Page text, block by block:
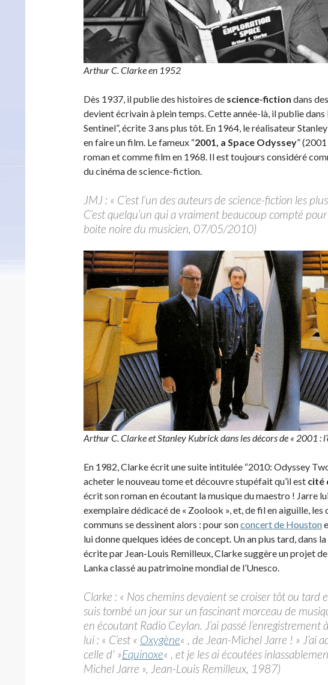
Arthur C. Clarke en 1952
Dès 1937, il publie des histoires de science-fiction dans
devient écrivain à plein temps. Cette année-là, il publie
Sentinel”, écrite 3 ans plus tôt. En 1964, le réalisateur
en faire un film. Le fameux “2001, a Space Odyssey”
roman et comme film en 1968. Il est toujours considéré
du cinéma de science-fiction.
JMJ : « C’est l’un des auteurs de science-fiction les
C’est quelqu’un qui a vraiment beaucoup compté
boite noire du musicien, 07/05/2010)
Arthur C. Clarke et Stanley Kubrick dans les décors de « 2001 :
En 1982, Clarke écrit une suite intitulée “2010: Odyssey
acheter le nouveau tome et découvre stupéfait qu’il est cité
écrit son roman en écoutant la musique du maestro ! Jarre
exemplaire dédicacé de « Zoolook », et, de fil en aiguille,
communs se dessinent alors : pour sonconcert de Houston
lui donne quelques idées de concept. Un an plus tard, dans
écrite par Jean-Louis Remilleux, Clarke suggère un projet
Lanka classé au patrimoine mondial de l’Unesco.
Clarke : « Nos chemins devaient se croiser tôt ou tard
suis tombé un jour sur un fascinant morceau de
en écoutant Radio Ceylan. J’ai passé l’enregistrement
lui : « C’est « Oxygène« , de Jean-Michel Jarre ! » J’ai
celle d' »Equinoxe« , et je les ai écoutées
Michel Jarre », Jean-Louis Remilleux, 1987)